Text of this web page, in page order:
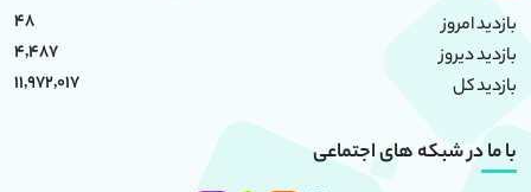
بازدید امروز
48
بازدید دیروز
4,487
بازدید کل
11,972,017
با ما در شبکه های اجتماعی